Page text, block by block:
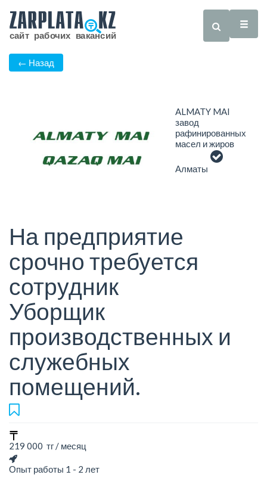
← Назад
ALMATY MAI
завод
рафинированных
масел и жиров
Алматы
На предприятие
срочно требуется
сотрудник
Уборщик
производственных и
служебных
помещений.
219 000 тг / месяц
Опыт работы 1 - 2 лет